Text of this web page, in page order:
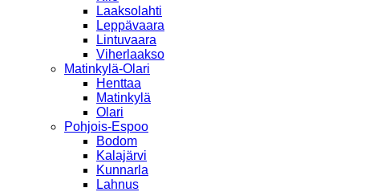
Laaksolahti
Leppävaara
Lintuvaara
Viherlaakso
Matinkylä-Olari
Henttaa
Matinkylä
Olari
Pohjois-Espoo
Bodom
Kalajärvi
Kunnarla
Lahnus